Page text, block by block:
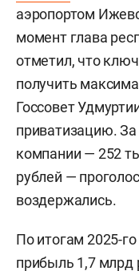
аэропортом
момент глава
отметил, что
получить
Госсовет
приватизацию.
компании — 252
рублей —
воздержались.
По итогам 2025-
прибыль 1,7 млрд